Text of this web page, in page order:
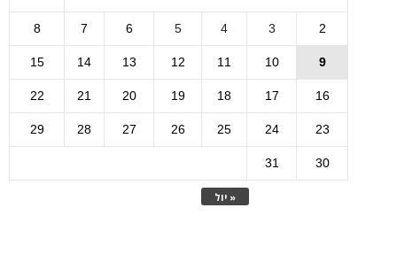
« יול
2
3
4
5
6
7
8
9
10
11
12
13
14
15
16
17
18
19
20
21
22
23
24
25
26
27
28
29
30
31